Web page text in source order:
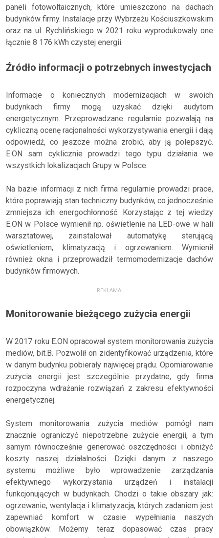
paneli fotowoltaicznych, które umieszczono na dachach
budynków firmy. Instalacje przy Wybrzeżu Kościuszkowskim
oraz na ul. Rychlińskiego w 2021 roku wyprodukowały one
łącznie 8 176 kWh czystej energii.
Źródło informacji o potrzebnych inwestycjach
Informacje o koniecznych modernizacjach w swoich
budynkach firmy mogą uzyskać dzięki audytom
energetycznym. Przeprowadzane regularnie pozwalają na
cykliczną ocenę racjonalności wykorzystywania energii i dają
odpowiedź, co jeszcze można zrobić, aby ją polepszyć.
E.ON sam cyklicznie prowadzi tego typu działania we
wszystkich lokalizacjach Grupy w Polsce.
Na bazie informacji z nich firma regularnie prowadzi prace,
które poprawiają stan techniczny budynków, co jednocześnie
zmniejsza ich energochłonność. Korzystając z tej wiedzy
E.ON w Polsce wymienił np. oświetlenie na LED-owe w hali
warsztatowej, zainstalował automatykę sterującą
oświetleniem, klimatyzacją i ogrzewaniem. Wymienił
również okna i przeprowadził termomodernizacje dachów
budynków firmowych.
REKLAMA:
Monitorowanie bieżącego zużycia energii
W 2017 roku E.ON opracował system monitorowania zużycia
mediów, bit.B. Pozwolił on zidentyfikować urządzenia, które
w danym budynku pobierały najwięcej prądu. Opomiarowanie
zużycia energii jest szczególnie przydatne, gdy firma
rozpoczyna wdrażanie rozwiązań z zakresu efektywności
energetycznej.
System monitorowania zużycia mediów pomógł nam
znacznie ograniczyć niepotrzebne zużycie energii, a tym
samym równocześnie generować oszczędności i obniżyć
koszty naszej działalności. Dzięki danym z naszego
systemu możliwe było wprowadzenie zarządzania
efektywnego wykorzystania urządzeń i instalacji
funkcjonujących w budynkach. Chodzi o takie obszary jak:
ogrzewanie, wentylacja i klimatyzacja, których zadaniem jest
zapewniać komfort w czasie wypełniania naszych
obowiązków. Możemy teraz dopasować czas pracy